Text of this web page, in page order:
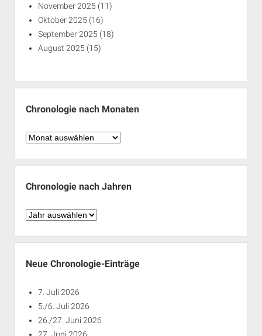
November 2025 (11)
Oktober 2025 (16)
September 2025 (18)
August 2025 (15)
Chronologie nach Monaten
Chronologie
Monaten
Chronologie nach Jahren
Chronologie
Jahren
Neue Chronologie-Einträge
7. Juli 2026
5./6. Juli 2026
26./27. Juni 2026
27. Juni 2026